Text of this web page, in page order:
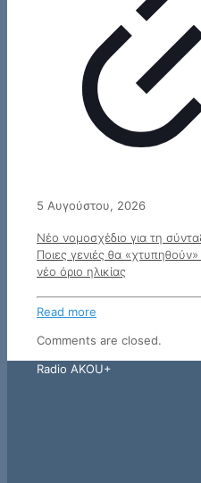
5 Αυγούστου, 2026
Νέο νομοσχέδιο για τη
Ποιες γενιές θα
νέο όριο ηλικίας
Read more
Comments are closed.
Radio AKOU+